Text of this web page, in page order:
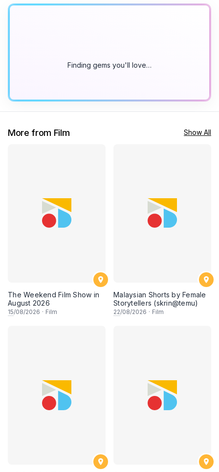
Finding gems you'll love…
More from Film Show All
The Weekend Film Show in
August 2026
15/08/2026 · Film
Malaysian Shorts by Female
Storytellers (skrin@temu)
22/08/2026 · Film